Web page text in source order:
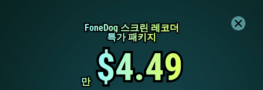
FoneDog 스크린 레코더
FoneDog 스크린 레코더
특가 패키지
특가 패키지
만
만 $4.49
$4.49